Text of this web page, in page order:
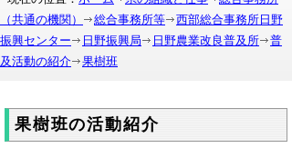
（共通の機関）
総合事務所等
西部総合事務所日野
振興センター
日野振興局 日野農業改良普及所
普
及活動の紹介
果樹班
果樹班の活動紹介